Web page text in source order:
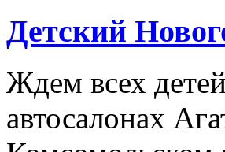
Детский
Ждем всех
автосалонах